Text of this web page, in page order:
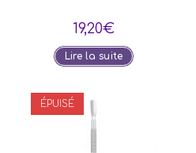
19,20€
Lire la suite
ÉPUISÉ